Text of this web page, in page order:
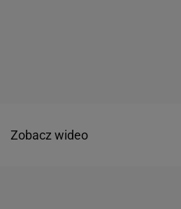
Zobacz wideo